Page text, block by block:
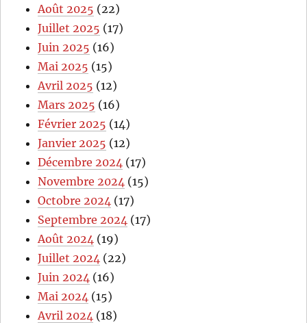
Août 2025 (22)
Juillet 2025 (17)
Juin 2025 (16)
Mai 2025 (15)
Avril 2025 (12)
Mars 2025 (16)
Février 2025 (14)
Janvier 2025 (12)
Décembre 2024 (17)
Novembre 2024 (15)
Octobre 2024 (17)
Septembre 2024 (17)
Août 2024 (19)
Juillet 2024 (22)
Juin 2024 (16)
Mai 2024 (15)
Avril 2024 (18)